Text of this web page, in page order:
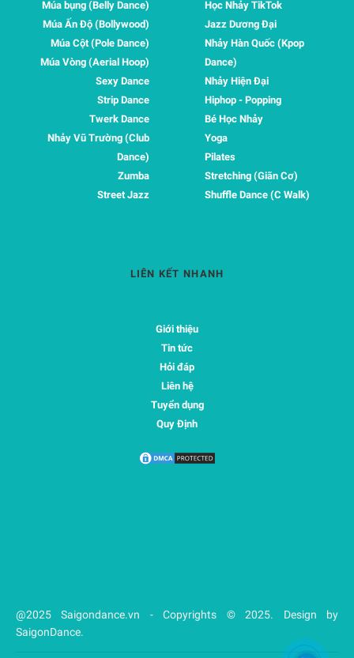
Múa bụng (Belly Dance)
Múa Ấn Độ (Bollywood)
Múa Cột (Pole Dance)
Múa Vòng (Aerial Hoop)
Sexy Dance
Strip Dance
Twerk Dance
Nhảy Vũ Trường (Club
Dance)
Zumba
Street Jazz
Học Nhảy TikTok
Jazz Dương Đại
Nhảy Hàn Quốc (Kpop
Dance)
Nhảy Hiện Đại
Hiphop - Popping
Bé Học Nhảy
Yoga
Pilates
Stretching (Giãn Cơ)
Shuffle Dance (C Walk)
LIÊN KẾT NHANH
Giới thiệu
Tin tức
Hỏi đáp
Liên hệ
Tuyển dụng
Quy Định
@2025 Saigondance.vn - Copyrights © 2025. Design by
SaigonDance.